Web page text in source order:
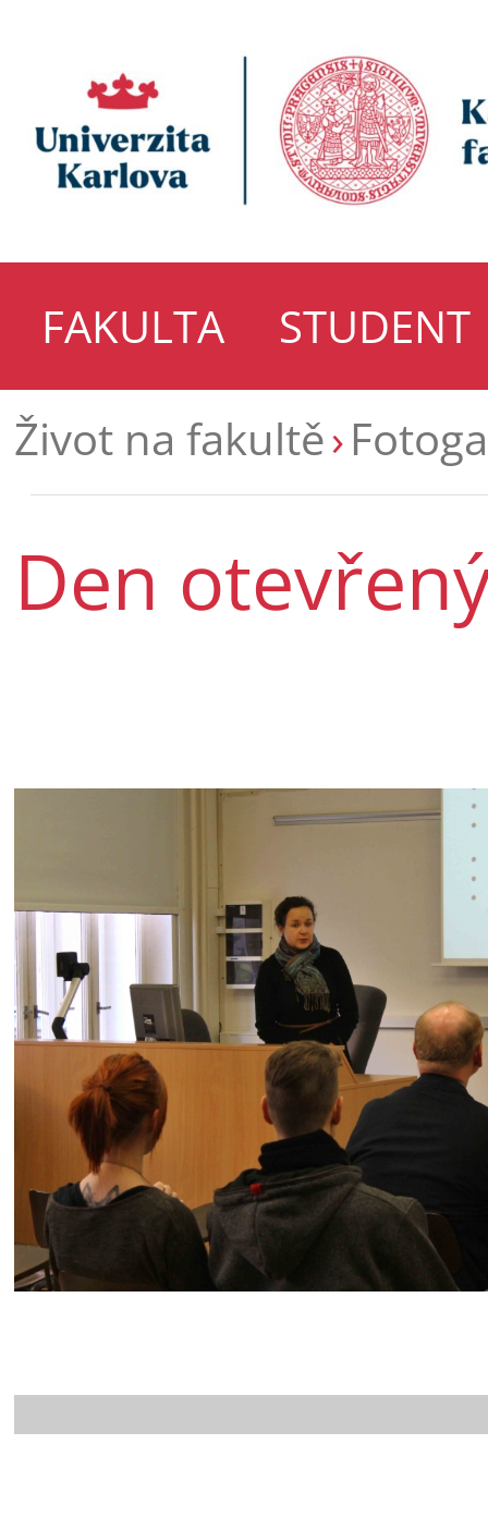
FAKULTA
STUDENT
Život na fakultě
Den